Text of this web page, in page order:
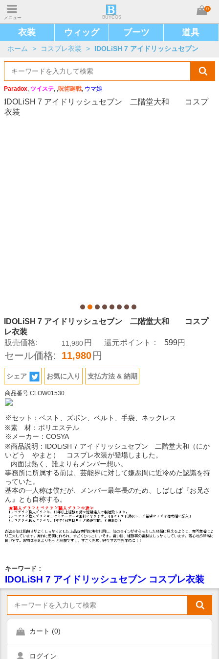
メニュー BUYCOS
0
衣装 ウィッグ ブーツ 道具
ホーム > コスプレ衣装 > IDOLiSH 7 アイドリッシュセブン
Paradox, ツイステ, ,呪術廻戦, ウマ娘
IDOLiSH 7 アイドリッシュセブン 二階堂大和 コスプ
レ衣装
販売価格:
11,980 円 還元ポイント： 599円
セール価格: 11,980 円
シェア お気に入り 支払方法 & 納期
商品番号:CLOW01530
※セット：ベスト、ズボン、ベルト、手袋、ネックレス
※素 材：ポリエステル
※メーカー：COSYA
※商品説明：IDOLiSH 7 アイドリッシュセブン 二階堂大和（にか
いどう やまと） コスプレ衣装が登場しました。
内面は熱く、誰よりもメンバー想い。
事務所に所属する前は、芸能界に対して嫌悪間に近冷めた認識を持
っていた。
基本の一人称は僕だが、メンバー最年長のため、しばしば『お兄さ
ん』とも自称する。
キーワード：
IDOLiSH 7 アイドリッシュセブン コスプレ衣装
カート (0)
ログイン